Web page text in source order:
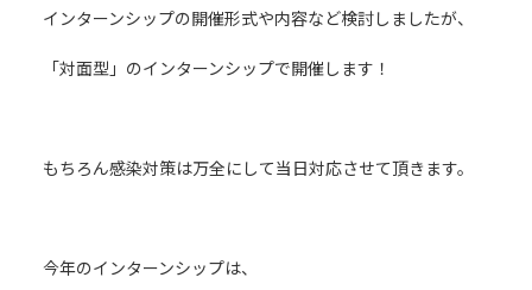
インターンシップの開催形式や内容など検討しましたが、
「対面型」のインターンシップで開催します！
もちろん感染対策は万全にして当日対応させて頂きます。
今年のインターンシップは、